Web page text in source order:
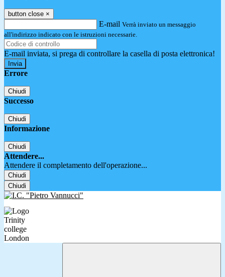
button close ×
E-mail Verrà inviato un messaggio
all'indirizzo indicato con le istruzioni necessarie.
E-mail inviata, si prega di controllare la casella di posta elettronica!
Errore
Chiudi
Successo
Chiudi
Informazione
Chiudi
Attendere...
Attendere il completamento dell'operazione...
Chiudi
Chiudi